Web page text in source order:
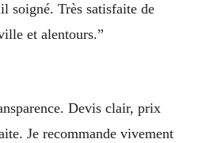
soigné. Très satisfaite de
et alentours.”
Devis clair, prix
Je recommande vivement